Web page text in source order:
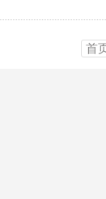
首